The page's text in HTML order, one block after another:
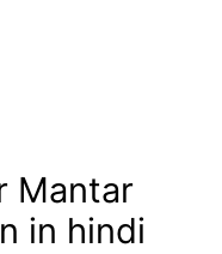
Mantar
in hindi